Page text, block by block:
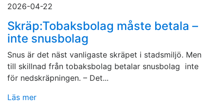
2026-04-22
Skräp:Tobaksbolag måste betala –
inte snusbolag
Snus är det näst vanligaste skräpet i stadsmiljö. Men
till skillnad från tobaksbolag betalar snusbolag inte
för nedskräpningen. – Det...
Läs mer